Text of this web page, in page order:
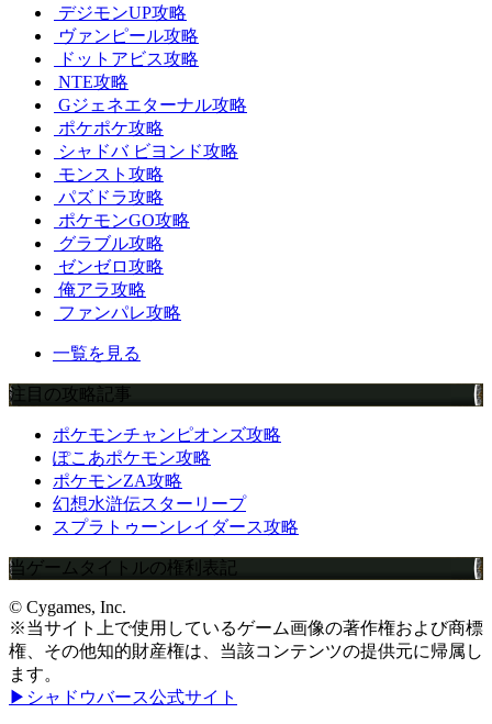
デジモンUP攻略
ヴァンピール攻略
ドットアビス攻略
NTE攻略
Gジェネエターナル攻略
ポケポケ攻略
シャドバ ビヨンド攻略
モンスト攻略
パズドラ攻略
ポケモンGO攻略
グラブル攻略
ゼンゼロ攻略
俺アラ攻略
ファンパレ攻略
一覧を見る
注目の攻略記事
ポケモンチャンピオンズ攻略
ぽこあポケモン攻略
ポケモンZA攻略
幻想水滸伝スターリープ
スプラトゥーンレイダース攻略
当ゲームタイトルの権利表記
© Cygames, Inc.
※当サイト上で使用しているゲーム画像の著作権および商標
権、その他知的財産権は、当該コンテンツの提供元に帰属し
ます。
▶シャドウバース公式サイト